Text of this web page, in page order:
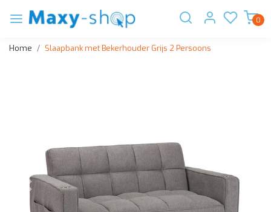
0
Home Slaapbank met Bekerhouder Grijs 2 Persoons
Vorige